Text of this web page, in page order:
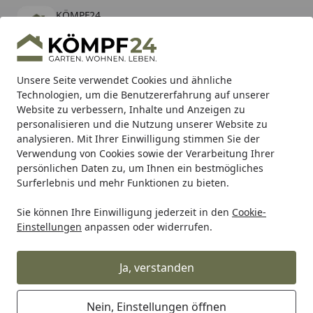
Unsere Seite verwendet Cookies und ähnliche
Technologien, um die Benutzererfahrung auf unserer
Website zu verbessern, Inhalte und Anzeigen zu
personalisieren und die Nutzung unserer Website zu
analysieren. Mit Ihrer Einwilligung stimmen Sie der
Verwendung von Cookies sowie der Verarbeitung Ihrer
persönlichen Daten zu, um Ihnen ein bestmögliches
Surferlebnis und mehr Funktionen zu bieten.
Sie können Ihre Einwilligung jederzeit in den Cookie-
Einstellungen anpassen oder widerrufen.
Ja, verstanden
Nein, Einstellungen öffnen
KÖMPF24
kostenlos - Im App Store
Hotline
Alle Produkte
Mein Konto
Suchen
Karibu Pools inkl. gratis Sandfilteranlage & Pool-
Starterset (Gesamtwert bis 468,99€)
Startseite
Auto & Zweirad Motorradzubehör & Werkzeuge
Supersprox Stealth-Kettenrad 520